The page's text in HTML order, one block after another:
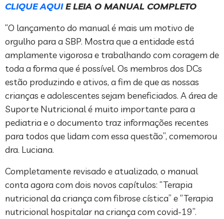
CLIQUE AQUIE LEIA O MANUAL COMPLETO
“O lançamento do manual é mais um motivo de
orgulho para a SBP. Mostra que a entidade está
amplamente vigorosa e trabalhando com coragem de
toda a forma que é possível. Os membros dos DCs
estão produzindo e ativos, a fim de que as nossas
crianças e adolescentes sejam beneficiados. A área de
Suporte Nutricional é muito importante para a
pediatria e o documento traz informações recentes
para todos que lidam com essa questão”, comemorou
dra. Luciana.
Completamente revisado e atualizado, o manual
conta agora com dois novos capítulos: “Terapia
nutricional da criança com fibrose cística” e “Terapia
nutricional hospitalar na criança com covid-19”.